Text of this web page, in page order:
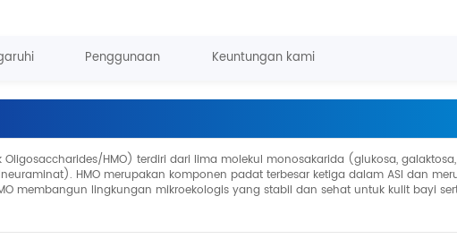
Penggunaan Keuntungan kami
Oligosaccharides/HMO) terdiri dari lima molekul monosakarida (glukosa,
HMO merupakan komponen padat terbesar ketiga dalam ASI dan
membangun lingkungan mikroekologis yang stabil dan sehat untuk kulit bayi